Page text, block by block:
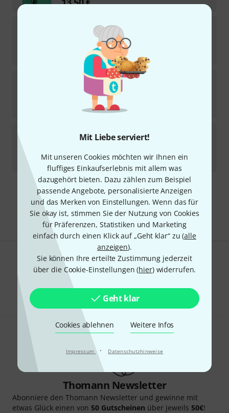
Mit Liebe serviert!
Mit unseren Cookies möchten wir Ihnen ein
fluffiges Einkaufserlebnis mit allem was
dazugehört bieten. Dazu zählen zum Beispiel
passende Angebote, personalisierte Anzeigen
und das Merken von Einstellungen. Wenn das für
Sie okay ist, stimmen Sie der Nutzung von Cookies
für Präferenzen, Statistiken und Marketing
einfach durch einen Klick auf „Geht klar“ zu (alle
anzeigen).
Sie können Ihre erteilte Zustimmung jederzeit
über die Cookie-Einstellungen (hier) widerrufen.
Geht klar
Cookies ablehnen Weitere Infos
Impressum · Datenschutzhinweise
Heinrichshofen Verlag
Sofort lieferbar
Heinrichshofen VerlagAbel 2 Sonaten Cello
Sofort lieferbar
10,50 €
Kostenloser Versand ab 29 €
Alle Preise inkl. MwSt.
Gefällt Ihnen, was Sie sehen?
Teilen Hilfe & Feedback
Thomann Newsletter
Abonniere den Thomann Newsletter und gewinne mit
etwas Glück einen von 50 Gutscheinen über jeweils 50€!